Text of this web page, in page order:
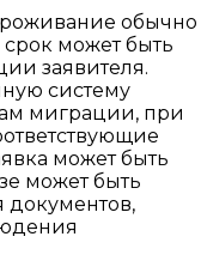
обычно
срок может быть
заявителя.
систему
миграции, при
может быть
может быть
документов,